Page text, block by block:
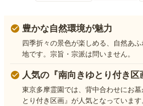
豊かな自然環境が魅力
四季折々の景色が楽しめる、自然あ
地です。宗旨・宗派は問いません。
人気の『南向きゆとり付き区
東京多摩霊園では、背中合わせにお
とり付き区画』が人気となっています